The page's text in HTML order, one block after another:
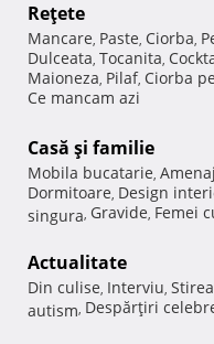
Reţete
Mancare, Paste, Ciorba,
Dulceata, Tocanita,
Maioneza, Pilaf, Ciorba
Ce mancam azi
Casă şi familie
Mobila bucatarie,
Dormitoare, Design
singura, Gravide, Femei
Actualitate
Din culise, Interviu,
autism, Despărţiri